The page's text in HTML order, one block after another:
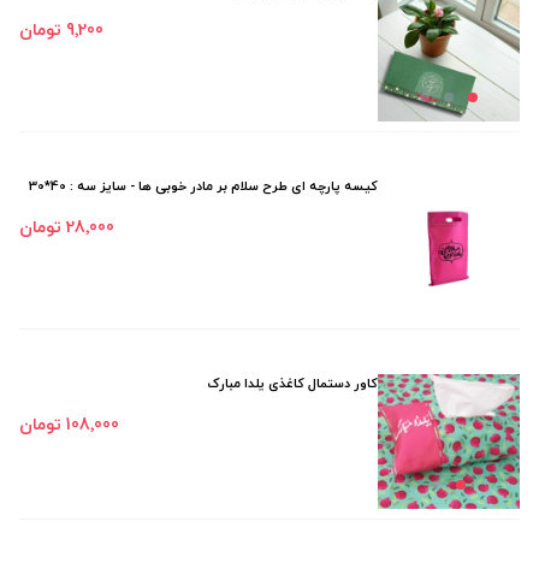
9٬200 تومان
کیسه پارچه ای طرح سلام بر مادر خوبی ها - سایز سه : 40*30
28٬000 تومان
کاور دستمال کاغذی یلدا مبارک
108٬000 تومان